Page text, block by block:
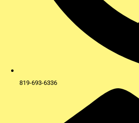
819-693-6336